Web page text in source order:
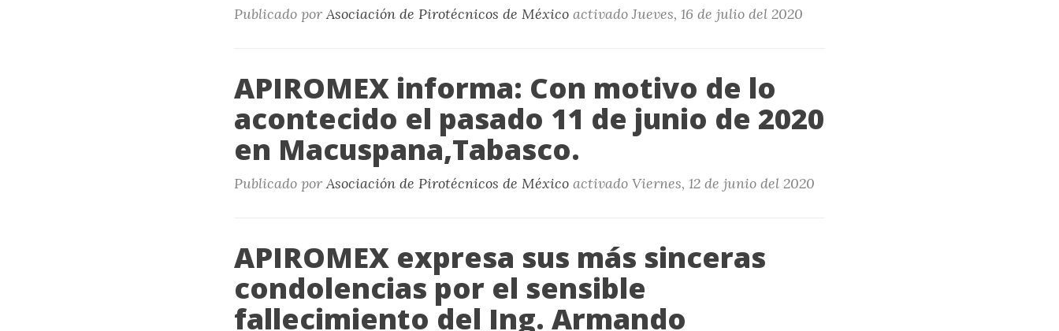
Publicado porAsociación de Pirotécnicos de México activado Jueves, 16 de julio del 2020
APIROMEX informa: Con motivo de lo
acontecido el pasado 11 de junio de 2020
en Macuspana,Tabasco.
Publicado porAsociación de Pirotécnicos de México activado Viernes, 12 de junio del 2020
APIROMEX expresa sus más sinceras
condolencias por el sensible
fallecimiento del Ing. Armando